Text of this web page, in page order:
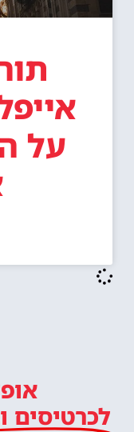
על
לכרטיסים